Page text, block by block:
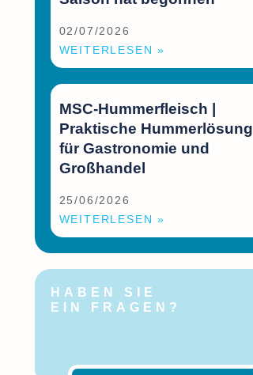
02/07/2026
WEITERLESEN »
MSC-Hummerfleisch |
Praktische Hummerlösung
für Gastronomie und
Großhandel
25/06/2026
WEITERLESEN »
HABEN SIE
EIN FRAGEN?